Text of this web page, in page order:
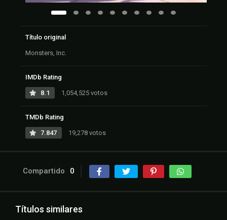
Título original
Monsters, Inc.
IMDb Rating
8.1 1,054,525 votos
TMDb Rating
7.847 19,278 votos
Compartido 0
Títulos similares